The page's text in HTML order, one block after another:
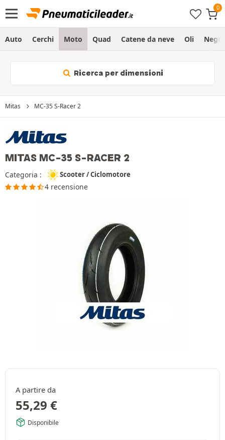
Auto Cerchi Moto Quad Catene da neve Oli
Ricerca per dimensioni
Mitas MC-35 S-Racer 2
MITAS MC-35 S-RACER 2
Categoria : Scooter / Ciclomotore
4 recensione
A partire da
55,29 €
Disponibile